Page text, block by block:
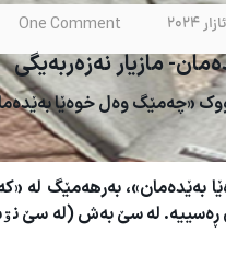
One Comment
مازیار نەزەربەیگی
«چەمێگ وەل خوەێا
بەێدەمان»، بەرهەمێگ لە «
ڕەسییە. لە سێ بەش (لە